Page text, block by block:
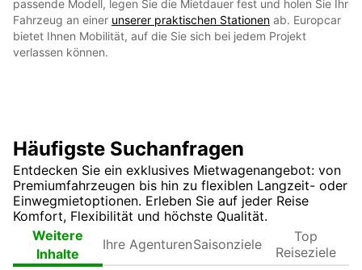
passende Modell, legen Sie die Mietdauer fest und holen Sie Ihr
Fahrzeug an einer unserer praktischen Stationen ab. Europcar
bietet Ihnen Mobilität, auf die Sie sich bei jedem Projekt
verlassen können.
Häufigste Suchanfragen
Entdecken Sie ein exklusives Mietwagenangebot: von
Premiumfahrzeugen bis hin zu flexiblen Langzeit- oder
Einwegmietoptionen. Erleben Sie auf jeder Reise
Komfort, Flexibilität und höchste Qualität.
Weitere
Inhalte
Agenturen
Saisonziele
Top
Reiseziele